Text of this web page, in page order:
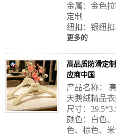
金属：金色拉
定制
纽扣：银纽
更多的
高品质防滑定
应商中国
产品名称：
天鹅绒精品
尺寸：
颜色：白色
色、棕色、米